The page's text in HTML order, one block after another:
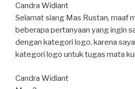
Candra Widiant
Selamat siang Mas Rustan, maaf
beberapa pertanyaan yang ingin
dengan kategori logo, karena
kategori logo untuk tugas mata
Candra Widiant